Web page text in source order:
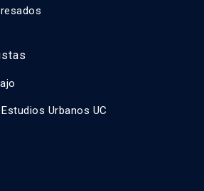
Urbanos UC